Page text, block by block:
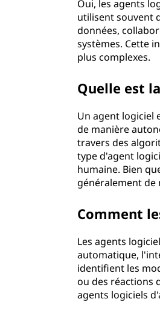
Oui, les agents
utilisent souvent
données,
systèmes. Cette
plus complexes.
Quelle est
Un agent logiciel
de manière
travers des
type d'agent
humaine. Bien
généralement
Comment
Les agents
automatique,
identifient les
ou des réactions
agents logiciels